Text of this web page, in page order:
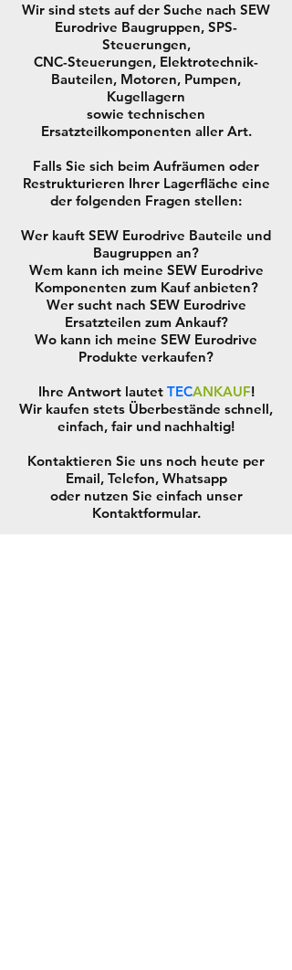
Wir sind stets auf der Suche nach SEW
Eurodrive Baugruppen, SPS-
Steuerungen,
CNC-Steuerungen, Elektrotechnik-
Bauteilen, Motoren, Pumpen,
Kugellagern
sowie technischen
Ersatzteilkomponenten aller Art.
Falls Sie sich beim Aufräumen oder
Restrukturieren Ihrer Lagerfläche eine
der folgenden Fragen stellen:
Wer kauft SEW Eurodrive Bauteile und
Baugruppen an?
Wem kann ich meine SEW Eurodrive
Komponenten zum Kauf anbieten?
Wer sucht nach SEW Eurodrive
Ersatzteilen zum Ankauf?
Wo kann ich meine SEW Eurodrive
Produkte verkaufen?
Ihre Antwort lautet TECANKAUF!
Wir kaufen stets Überbestände schnell,
einfach, fair und nachhaltig!
Kontaktieren Sie uns noch heute per
Email, Telefon, Whatsapp
oder nutzen Sie einfach unser
Kontaktformular.